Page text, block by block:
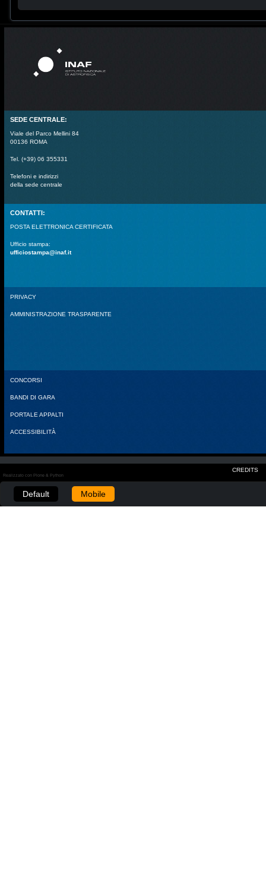
SEDE CENTRALE:
Viale del Parco Mellini 84
00136 ROMA
Tel. (+39) 06 355331
Telefoni e indirizzi
della sede centrale
CONTATTI:
POSTA ELETTRONICA CERTIFICATA
Ufficio stampa:
ufficiostampa@inaf.it
PRIVACY
AMMINISTRAZIONE TRASPARENTE
CONCORSI
BANDI DI GARA
PORTALE APPALTI
ACCESSIBILITÀ
CREDITS
Realizzato con Plone & Python
Default Mobile